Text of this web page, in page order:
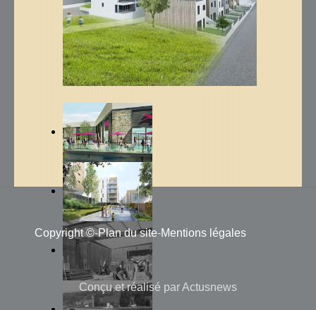
Copyright ©-Plan du site-Mentions légales
Conçu et réalisé parActusnews